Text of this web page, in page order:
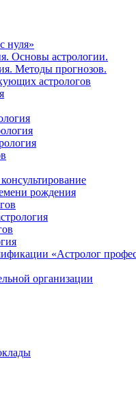
нуля»
Основы астрологии.
Методы прогнозов.
астрологов
рождения
«Астролог
организации